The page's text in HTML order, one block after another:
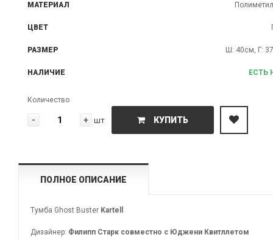
МАТЕРИАЛ
ЦВЕТ
РАЗМЕР Ш: 40см, Г:
НАЛИЧИЕ ЕСТЬ
Количество
- + шт КУПИТЬ
ПОЛНОЕ ОПИСАНИЕ
Тумба Ghost Buster Kartell
Дизайнер: Филипп Старк совместно с Юджени Квитллетом